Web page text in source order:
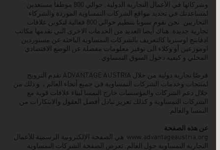
وشركائها في الأعمال التجارية الدولية. حوالي 800 موظفا مستعدين
لمساعدتك في تحديد مواقع الشركات النمساوية الموردة والشركاء
التجاريين. نحن نقوم سنويا بتنظيم حوالي 800 فعالية لتكوين علاقات
تجارية جديدة. هناك أيضا العديد من الخدمات الاخرى التي تقدمها مكاتب
ادفانتج اوستريا كالتعريف بالشركات النمساوية الباحثة عن مستوردين
اوموزعين أو وكلاء الى توفير معلومات مفصلة عن الوضع الاقتصادي
المحلي و كيفيه دخول السوق النمساوي.
فرصًا تجارية دولية من خلال ADVANTAGE AUSTRIA تقدم الترويج
لمنتجات وخدمات الشركات النمساوية في جميع أنحاء العالم ، و ذلك من
خلال دعم الشركات والمؤسسات خارج النمسا لبناء علاقات قوية مع
الشركات النمساوية و كذلك تعزيز تبادل أفضل العقول والابتكارات من
النمسا والعالم.
عن هذه الصفحة
www.advantageaustria.orgهي الصفحة الإلكترونية الرسمية للأعمال
التجارية النمساوية حول العالم. تعرض الصفحة الشركات النمساوية